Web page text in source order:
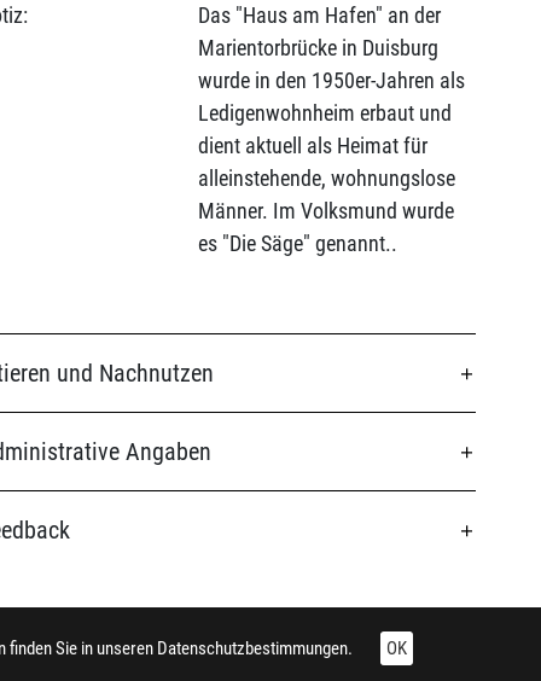
Das "Haus am Hafen" an der
Marientorbrücke in Duisburg
wurde in den 1950er-Jahren als
Ledigenwohnheim erbaut und
dient aktuell als Heimat für
alleinstehende, wohnungslose
Männer. Im Volksmund wurde
es "Die Säge" genannt..
und Nachnutzen
Angaben
finden Sie in unseren Datenschutzbestimmungen. OK